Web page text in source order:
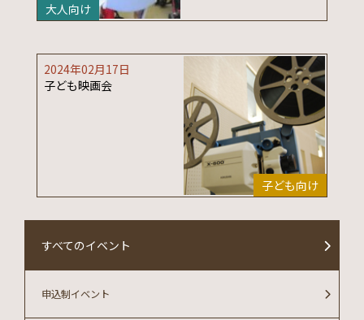
大人向け
子ども向け
2024年02月17日
子ども映画会
すべてのイベント
申込制イベント